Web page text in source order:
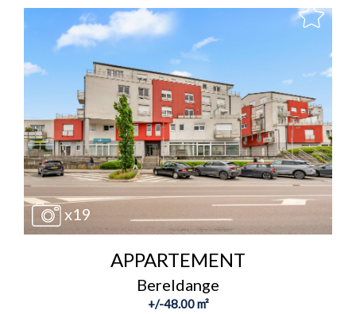
x19
APPARTEMENT
Bereldange
+/-48.00 m²